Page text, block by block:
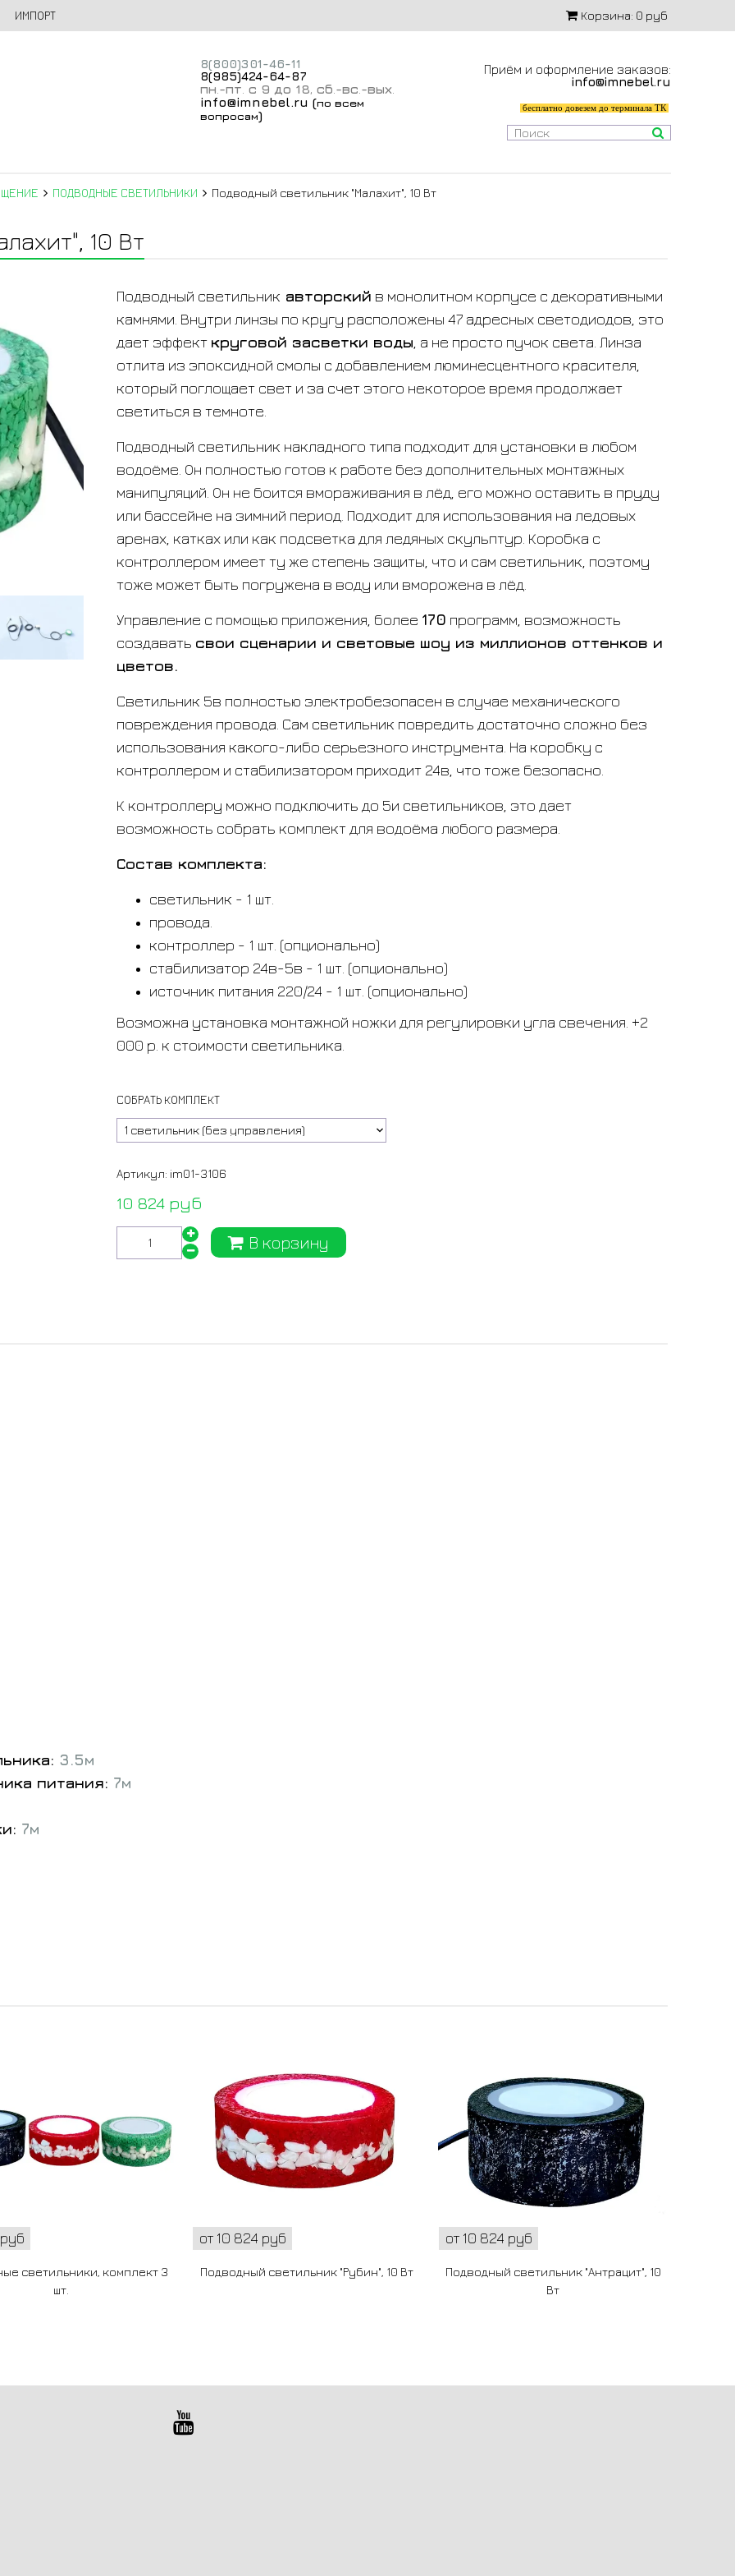
ИМПОРТ Корзина: 0 руб
8(800)301-46-11
8(985)424-64-87
пн -пт с 9 до 18, сб -вс -вых
info@imnebel.ru (по всем
вопросам)
Приём и оформление заказов:
info@imnebel.ru
бесплатно довезем до терминала ТК
ПОДВОДНЫЕ СВЕТИЛЬНИКИ Подводный светильник "Малахит", 10 Вт
10 Вт
Подводный светильник авторский в монолитном корпусе с декоративными
камнями. Внутри линзы по кругу расположены 47 адресных светодиодов, это
дает эффект круговой засветки воды , а не просто пучок света. Линза
отлита из эпоксидной смолы с добавлением люминесцентного красителя,
который поглощает свет и за счет этого некоторое время продолжает
светиться в темноте.
Подводный светильник накладного типа подходит для установки в любом
водоёме. Он полностью готов к работе без дополнительных монтажных
манипуляций. Он не боится вмораживания в лёд, его можно оставить в пруду
или бассейне на зимний период. Подходит для использования на ледовых
аренах, катках или как подсветка для ледяных скульптур. Коробка с
контроллером имеет ту же степень защиты, что и сам светильник, поэтому
тоже может быть погружена в воду или вморожена в лёд.
Управление с помощью приложения, более 170 программ, возможность
создавать свои сценарии и световые шоу из миллионов оттенков и
цветов.
Светильник 5в полностью электробезопасен в случае механического
повреждения провода. Сам светильник повредить достаточно сложно без
использования какого-либо серьезного инструмента. На коробку с
контроллером и стабилизатором приходит 24в, что тоже безопасно.
К контроллеру можно подключить до 5и светильников, это дает
возможность собрать комплект для водоёма любого размера.
Состав комплекта:
светильник - 1 шт.
провода.
контроллер - 1 шт. (опционально)
стабилизатор 24в-5в - 1 шт. (опционально)
источник питания 220/24 - 1 шт. (опционально)
Возможна установка монтажной ножки для регулировки угла свечения. +2
000 р. к стоимости светильника.
СОБРАТЬ КОМПЛЕКТ
Артикул: im01-3106
10 824 руб
В корзину
3.5м
питания: 7м
7м
светильники, комплект 3
шт.
от 10 824 руб
Подводный светильник "Рубин", 10 Вт
от 10 824 руб
Подводный светильник "Антрацит", 10
Вт